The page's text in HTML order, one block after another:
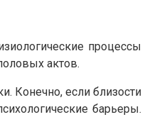
процессы
актов.
Конечно, если близости
барьеры.